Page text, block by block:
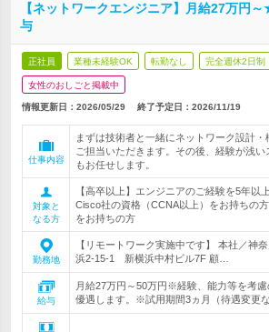
【ネットワークエンジニア】月給27万円
与
正社員 業種未経験OK 転勤なし 完全週休2日制
女性のおしごと掲載中
情報更新日：2026/05/29 終了予定日： 2026/11/19
仕事内容
まずは技術者と一緒にネットワーク設計
ご担当いただきます。その後、経験が浅
もお任せします。
対象と
なる方
【高卒以上】エンジニアのご経験を5年以
Cisco社の資格（CCNA以上）をお持ちの
をお持ちの方
勤務地
【リモートワーク実施中です】 本社／神
浜2-15-1 新横浜中村ビル7F 顧…
給与
月給27万円～50万円※経験、能力等を考
優遇します。※試用期間3ヵ月（待遇変更な